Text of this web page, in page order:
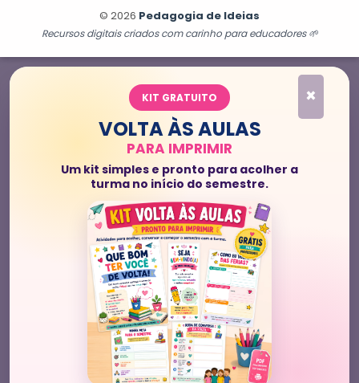
© 2026 Pedagogia de Ideias
Recursos digitais criados com carinho para educadores 🌱
×
KIT GRATUITO
VOLTA ÀS AULAS
PARA IMPRIMIR
Um kit simples e pronto para acolher a
turma no início do semestre.